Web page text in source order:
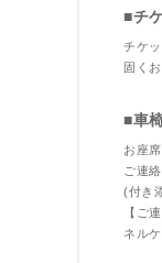
■チ
チケ
固く
■車
お座
ご連
(付き
【ご
ネル